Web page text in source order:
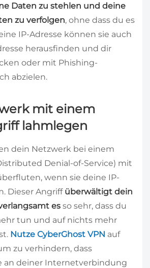
Daten zu stehlen und deine
zu verfolgen, ohne dass du es
IP-Adresse können sie auch
herausfinden und dir
oder mit Phishing-
abzielen.
mit einem
lahmlegen
dein Netzwerk bei einem
Denial-of-Service) mit
wenn sie deine IP-
Dieser Angriff überwältigt dein
es so sehr, dass du
tun und auf nichts mehr
Nutze CyberGhost VPN auf
zu verhindern, dass
an deiner Internetverbindung